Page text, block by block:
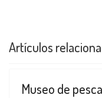
Artículos
Museo de pesca